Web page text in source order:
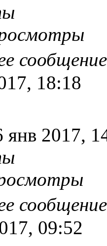
18:18
янв 2017,
09:52